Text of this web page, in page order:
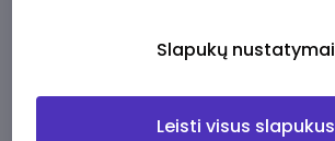
darbo pasiūlymų
Slapukų nustatymai
Leisti visus slapukus